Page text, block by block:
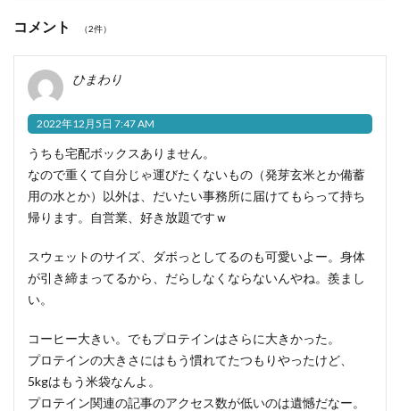
コメント （2件）
ひまわり
2022年12月5日 7:47 AM
うちも宅配ボックスありません。
なので重くて自分じゃ運びたくないもの（発芽玄米とか備蓄
用の水とか）以外は、だいたい事務所に届けてもらって持ち
帰ります。自営業、好き放題ですｗ
スウェットのサイズ、ダボっとしてるのも可愛いよー。身体
が引き締まってるから、だらしなくならないんやね。羨まし
い。
コーヒー大きい。でもプロテインはさらに大きかった。
プロテインの大きさにはもう慣れてたつもりやったけど、
5kgはもう米袋なんよ。
プロテイン関連の記事のアクセス数が低いのは遺憾だなー。